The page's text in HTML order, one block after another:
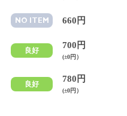
NO ITEM 660円
良好
700円
(±0円）
良好
780円
(±0円）